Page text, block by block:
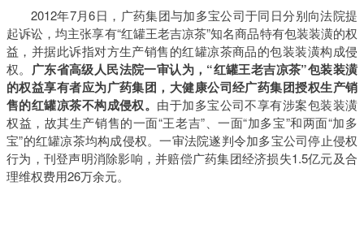
2012年7月6日，广药集团与加多宝公司于同日分别向法院提
起诉讼，均主张享有“红罐王老吉凉茶”知名商品特有包装装潢的权
益，并据此诉指对方生产销售的红罐凉茶商品的包装装潢构成侵
权。 广东省高级人民法院一审认为，“红罐王老吉凉茶”包装装潢
的权益享有者应为广药集团，大健康公司经广药集团授权生产销
售的红罐凉茶不构成侵权。 由于加多宝公司不享有涉案包装装潢
权益，故其生产销售的一面“王老吉”、一面“加多宝”和两面“加多
宝”的红罐凉茶均构成侵权。一审法院遂判令加多宝公司停止侵权
行为，刊登声明消除影响，并赔偿广药集团经济损失1.5亿元及合
理维权费用26万余元。